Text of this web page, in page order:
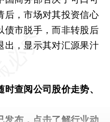
后，市场对其投资信心
债市脱手，而非转股后
出，显示其对汇源果汁
时查阅公司股价走势、
布， 点击了解行业动